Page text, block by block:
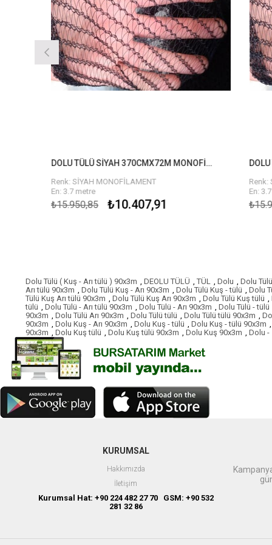
DOLU TÜLÜ SİYAH 370CMX72M MONOFİLAMENT
Renk: SİYAH MONOFİLAMENT
En: 3.7 metre
Uzunluk : 72 metre
10 Yıl Ömür ( sezonluk kullanımda güneş
₺10.407,91
₺15.950,85
Renk:
En: 3.7 metre
Uzunluk : 76
10 Yıl Ömür
₺15.950,85
Dolu Tülü ( Kuş - Arı tülü ) 90x3m , DEOLU TÜLÜ , TÜL , Dolu , Dolu Tülü
Arı tülü 90x3m , Dolu Tülü Kuş - Arı 90x3m , Dolu Tülü Kuş - tülü , Dolu
Tülü Kuş Arı tülü 90x3m , Dolu Tülü Kuş Arı 90x3m , Dolu Tülü Kuş tülü ,
tülü , Dolu Tülü - Arı tülü 90x3m , Dolu Tülü - Arı 90x3m , Dolu Tülü - tülü
90x3m , Dolu Tülü Arı 90x3m , Dolu Tülü tülü , Dolu Tülü tülü 90x3m ,
90x3m , Dolu Kuş - Arı 90x3m , Dolu Kuş - tülü , Dolu Kuş - tülü 90x3m ,
90x3m , Dolu Kuş tülü , Dolu Kuş tülü 90x3m , Dolu Kuş 90x3m , Dolu -
KURUMSAL
Hakkımızda
İletişim
Kurumsal Hat: +90 224 482 27 70 GSM: +90 532
281 32 86